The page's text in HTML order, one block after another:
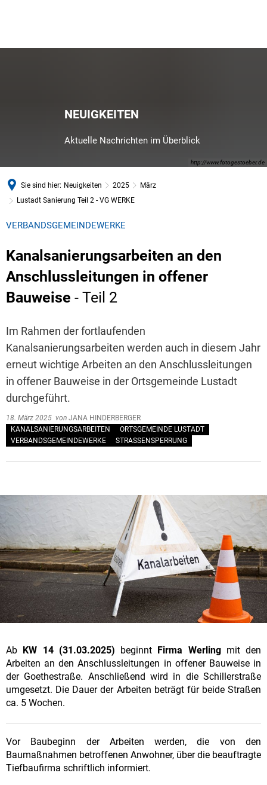
http://www.fotogestoeber.de
NEUIGKEITEN
Aktuelle Nachrichten im Überblick
Sie sind hier: Neuigkeiten 2025
März
Lustadt Sanierung Teil 2 - VG WERKE
VERBANDSGEMEINDEWERKE
Kanalsanierungsarbeiten an den
Anschlussleitungen in offener
Bauweise - Teil 2
Im Rahmen der fortlaufenden
Kanalsanierungsarbeiten werden auch in diesem Jahr
erneut wichtige Arbeiten an den Anschlussleitungen
in offener Bauweise in der Ortsgemeinde Lustadt
durchgeführt.
18. März 2025 von JANA HINDERBERGER
KANALSANIERUNGSARBEITEN
ORTSGEMEINDE LUSTADT
VERBANDSGEMEINDEWERKE
STRASSENSPERRUNG
Ab KW 14 (31.03.2025) beginnt Firma Werlingmit den
Arbeiten an den Anschlussleitungen in offener Bauweise in
der Goethestraße. Anschließend wird in die Schillerstraße
umgesetzt. Die Dauer der Arbeiten beträgt für beide Straßen
ca. 5 Wochen.
Vor Baubeginn der Arbeiten werden, die von den
Baumaßnahmen betroffenen Anwohner, über die beauftragte
Tiefbaufirma schriftlich informiert.